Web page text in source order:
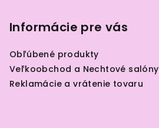
Informácie pre vás
Obľúbené produkty
Veľkoobchod a Nechtové salóny
Reklamácie a vrátenie tovaru